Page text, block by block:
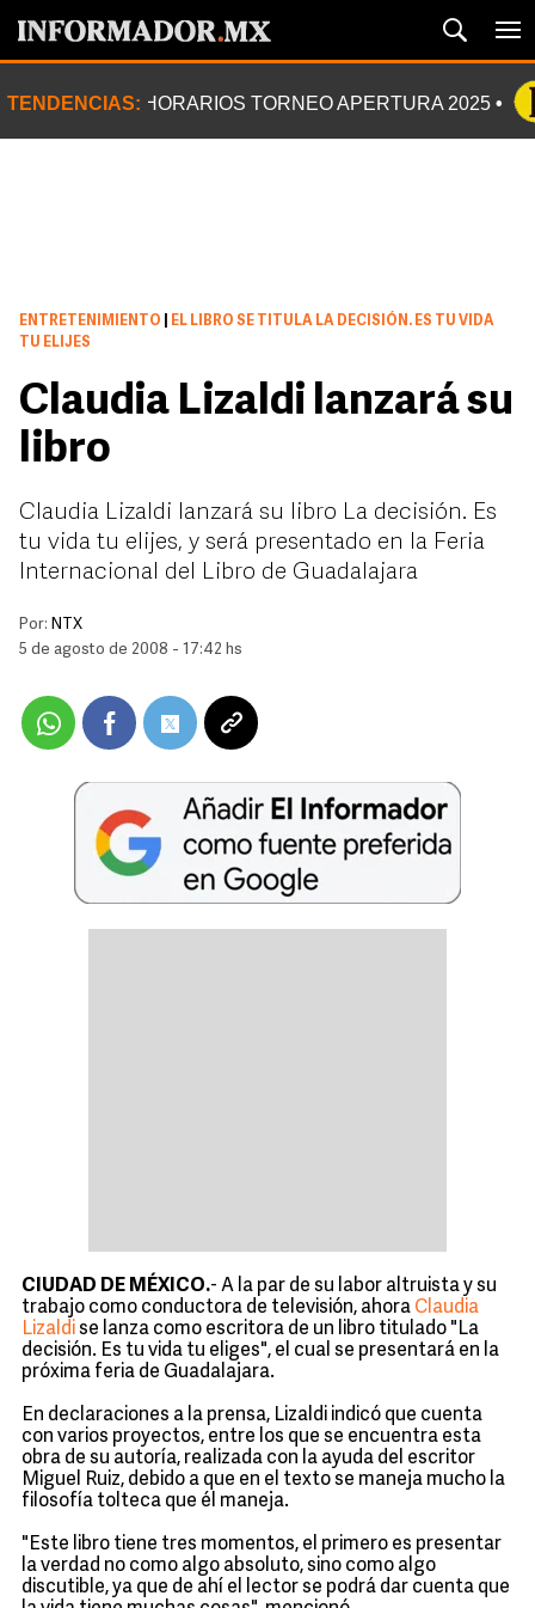
TENDENCIAS: HORARIOS TORNEO APERTURA 2025
ENTRETENIMIENTO
EL LIBRO SE TITULA LA DECISIÓN. ES TU VIDA
TU ELIJES
Claudia Lizaldi lanzará su
libro
Claudia Lizaldi lanzará su libro La decisión. Es
tu vida tu elijes, y será presentado en la Feria
Internacional del Libro de Guadalajara
Por: NTX
5 de agosto de 2008 - 17:42 hs
CIUDAD DE MÉXICO.- A la par de su labor altruista y su
trabajo como conductora de televisión, ahora Claudia
Lizaldise lanza como escritora de un libro titulado "La
decisión. Es tu vida tu eliges", el cual se presentará en la
próxima feria de Guadalajara.
En declaraciones a la prensa, Lizaldi indicó que cuenta
con varios proyectos, entre los que se encuentra esta
obra de su autoría, realizada con la ayuda del escritor
Miguel Ruiz, debido a que en el texto se maneja mucho la
filosofía tolteca que él maneja.
"Este libro tiene tres momentos, el primero es presentar
la verdad no como algo absoluto, sino como algo
discutible, ya que de ahí el lector se podrá dar cuenta que